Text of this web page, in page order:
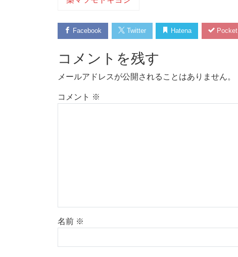
Facebook Twitter Hatena Pocket
コメントを残す
メールアドレスが公開されることはありません。
コメント ※
名前 ※